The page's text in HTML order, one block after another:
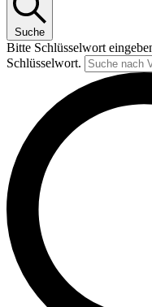
Suche
Bitte Schlüsselwort
Schlüsselwort.